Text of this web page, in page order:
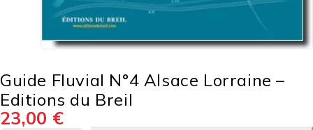
Guide Fluvial N°4 Alsace Lorraine –
Editions du Breil
23,00 €